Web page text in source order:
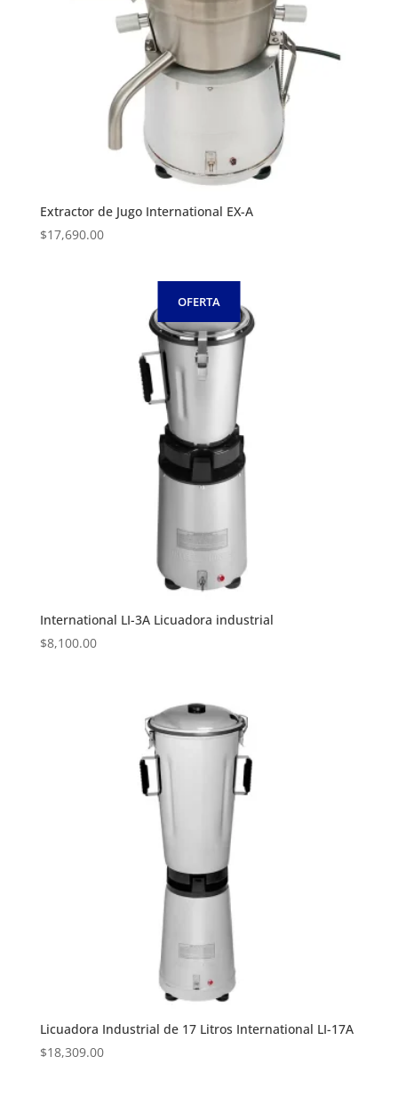
Extractor de Jugo International EX-A
$17,690.00
OFERTA
International LI-3A Licuadora industrial
$8,100.00
Licuadora Industrial de 17 Litros International LI-17A
$18,309.00